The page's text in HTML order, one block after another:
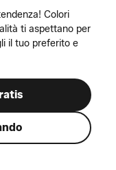
Colori
ti aspettano per
il tuo preferito e